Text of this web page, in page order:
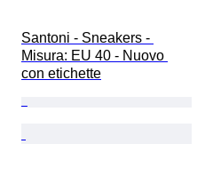
Santoni - Sneakers -
Misura: EU 40 - Nuovo
con etichette